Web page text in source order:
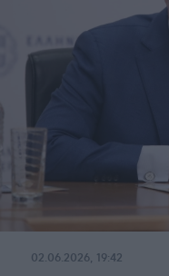
02.06.2026, 19:42